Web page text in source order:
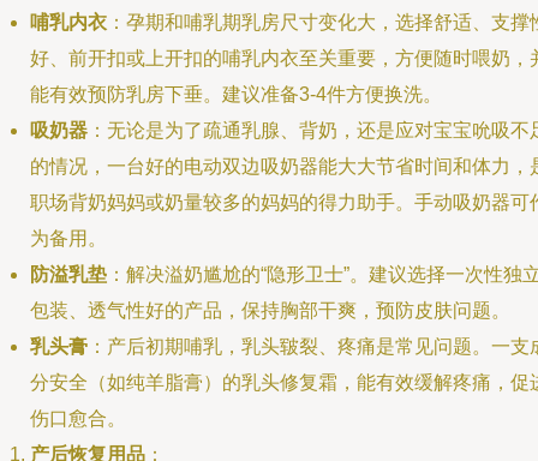
哺乳内衣 ：孕期和哺乳期乳房尺寸变化大，选择舒适、支撑
好、前开扣或上开扣的哺乳内衣至关重要，方便随时喂奶，
能有效预防乳房下垂。建议准备3-4件方便换洗。
吸奶器 ：无论是为了疏通乳腺、背奶，还是应对宝宝吮吸不
的情况，一台好的电动双边吸奶器能大大节省时间和体力，
职场背奶妈妈或奶量较多的妈妈的得力助手。手动吸奶器可
为备用。
防溢乳垫 ：解决溢奶尴尬的“隐形卫士”。建议选择一次性独
包装、透气性好的产品，保持胸部干爽，预防皮肤问题。
乳头膏 ：产后初期哺乳，乳头皲裂、疼痛是常见问题。一支
分安全（如纯羊脂膏）的乳头修复霜，能有效缓解疼痛，促
伤口愈合。
产后恢复用品 ：